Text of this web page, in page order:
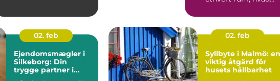
02. feb
Ejendomsmægler i
Silkeborg: Din
trygge partner i
02. feb
Syllbyte i Malmö: en
viktig åtgärd för
husets hållbarhet